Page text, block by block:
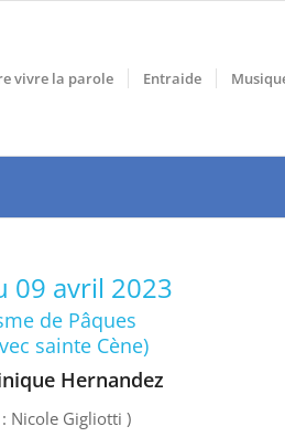
vivre la parole Entraide
09 avril 2023
de Pâques
sainte Cène)
Hernandez
Nicole Gigliotti )